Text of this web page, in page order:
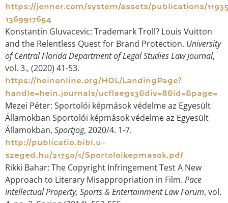
https://jenner.com/system/assets/publications/
1369917654
Konstantin Gluvacevic: Trademark Troll? Louis Vuitton
and the Relentless Quest for Brand Protection. University
of Central Florida Department of Legal Studies Law Journal,
vol. 3., (2020) 41-53.
https://heinonline.org/HOL/LandingPage?
handle=hein.journals/ucflaegs3&div=8&id=&page=
Mezei Péter: Sportolói képmások védelme az Egyesült
Államokban Sportolói képmások védelme az Egyesült
Államokban, Sportjog, 2020/4. 1-7.
http://publicatio.bibl.u-
szeged.hu/21750/1/Sportoloikepmasok.pdf
Rikki Bahar: The Copyright Infringement Test A New
Approach to Literary Misappropriation in Film. Pace
Intellectual Property, Sports & Entertainment Law Forum, vol.